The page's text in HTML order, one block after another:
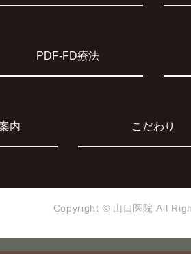
PDF-FD療法
内 こだわり
Copyright © 山口医院 All